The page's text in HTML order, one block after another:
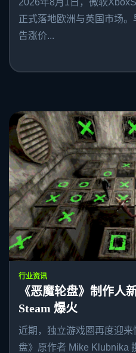
正式落地欧洲与英国市场
告涨价...
行业资讯
《恶魔轮盘》制作人
Steam 爆火
近期，独立游戏圈再度迎
盘》原作者 Mike Klubnika